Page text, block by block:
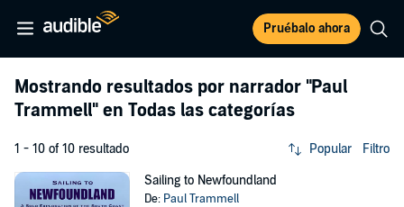
Pruébalo ahora
Mostrando resultados por narrador "Paul
Trammell" en Todas las categorías
1 - 10 of 10 resultado Popular Filtro
Sailing to Newfoundland
De: Paul Trammell